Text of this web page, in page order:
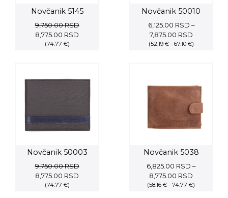
Novčanik 5145
9,750.00RSD
Original
price
8,775.00 RSD
(74.77 €)
Novčanik 50010
6,125.00 RSD –
7,875.00 RSDPrice
range:
(52.19 € - 67.10 €)
Novčanik 50003
9,750.00RSD
Original
price
8,775.00 RSD
(74.77 €)
Novčanik 5038
6,825.00 RSD –
8,775.00 RSD
range:
(58.16 € - 74.77 €)